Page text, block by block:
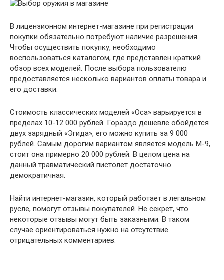
В лицензионном интернет-магазине при регистрации
покупки обязательно потребуют наличие разрешения.
Чтобы осуществить покупку, необходимо
воспользоваться каталогом, где представлен краткий
обзор всех моделей. После выбора пользователю
предоставляется несколько вариантов оплаты товара и
его доставки.
Стоимость классических моделей «Оса» варьируется в
пределах 10-12 000 рублей. Гораздо дешевле обойдется
двух зарядный «Эгида», его можно купить за 9 000
рублей. Самым дорогим вариантом является модель М-9,
стоит она примерно 20 000 рублей. В целом цена на
данный травматический пистолет достаточно
демократичная.
Найти интернет-магазин, который работает в легальном
русле, помогут отзывы покупателей. Не секрет, что
некоторые отзывы могут быть заказными. В таком
случае ориентироваться нужно на отсутствие
отрицательных комментариев.